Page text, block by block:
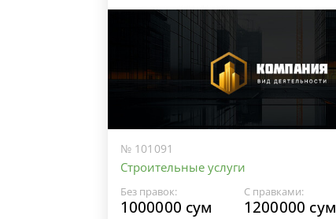
№ 101091
Строительные услуги
Без правок:
1000000 сум
С правками:
1200000 сум